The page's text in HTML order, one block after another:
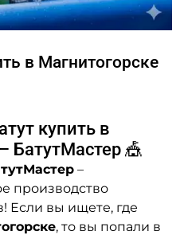
в Магнитогорске
купить в
БатутМастер 🎪
–
производство
Если вы ищете, где
, то вы попали в